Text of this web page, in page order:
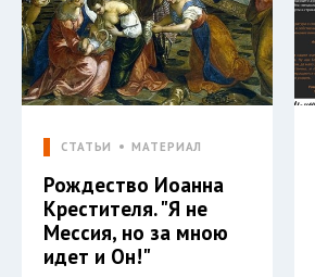
СТАТЬИ МАТЕРИАЛ
Рождество Иоанна
Крестителя. "Я не
Мессия, но за мною
идет и Он!"